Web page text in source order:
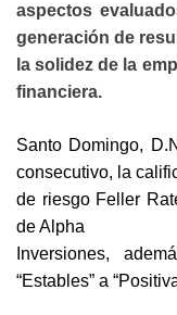
aspectos
generación de
la solidez de la
financiera.
Santo Domingo,
consecutivo, la
de riesgo Feller
de Alpha
Inversiones,
“Estables” a